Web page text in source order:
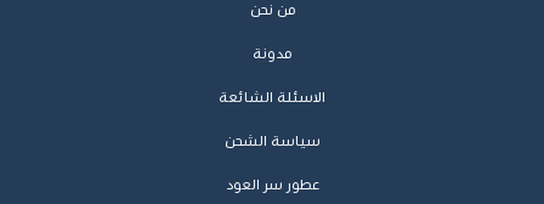
من نحن
مدونة
الاسئلة الشائعة
سياسة الشحن
عطور سر العود